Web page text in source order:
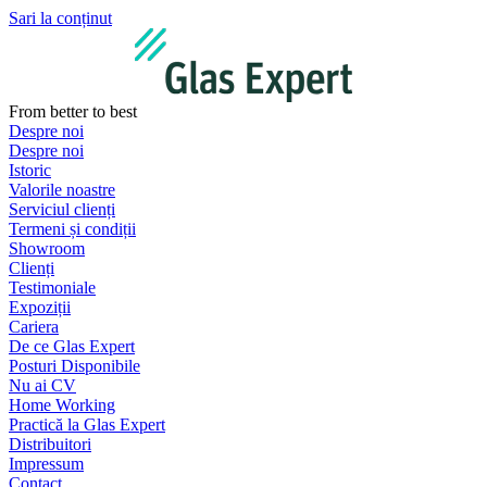
Sari la conținut
From better to best
Despre noi
Despre noi
Istoric
Valorile noastre
Serviciul clienți
Termeni și condiții
Showroom
Clienți
Testimoniale
Expoziții
Cariera
De ce Glas Expert
Posturi Disponibile
Nu ai CV
Home Working
Practică la Glas Expert
Distribuitori
Impressum
Contact